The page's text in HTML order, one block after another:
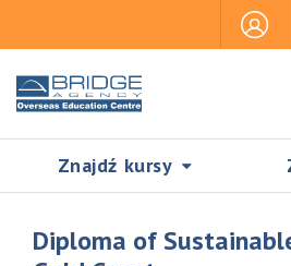
Znajdź kursy
Diploma of